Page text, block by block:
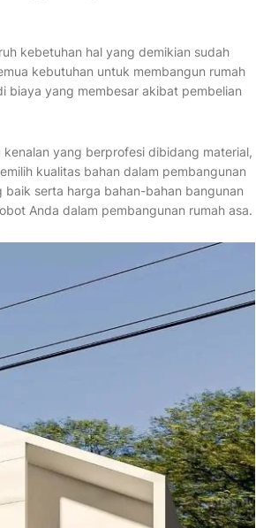
kebetuhan hal yang demikian sudah
kebutuhan untuk membangun rumah
yang membesar akibat pembelian
yang berprofesi dibidang material,
kualitas bahan dalam pembangunan
baik serta harga bahan-bahan bangunan
Anda dalam pembangunan rumah asa.